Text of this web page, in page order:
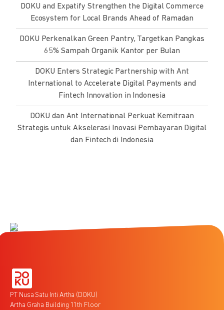
DOKU and Expatify Strengthen the Digital Commerce
Ecosystem for Local Brands Ahead of Ramadan
DOKU Perkenalkan Green Pantry, Targetkan Pangkas
65% Sampah Organik Kantor per Bulan
DOKU Enters Strategic Partnership with Ant
International to Accelerate Digital Payments and
Fintech Innovation in Indonesia
DOKU dan Ant International Perkuat Kemitraan
Strategis untuk Akselerasi Inovasi Pembayaran Digital
dan Fintech di Indonesia
PT Nusa Satu Inti Artha (DOKU)
Artha Graha Building 11th Floor